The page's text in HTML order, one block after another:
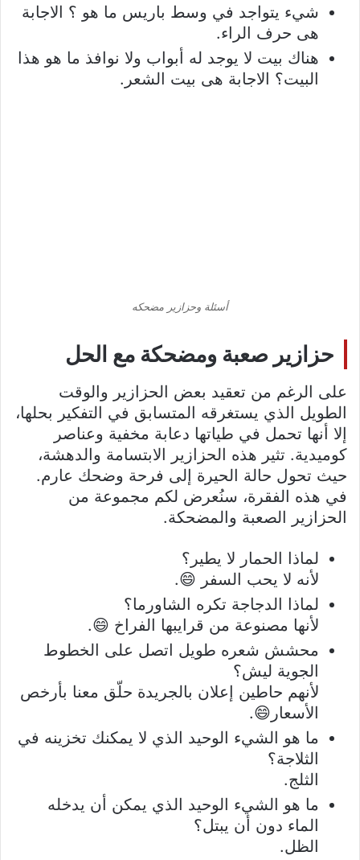
شيء يتواجد في وسط باريس ما هو ؟ الاجابة
هى حرف الراء.
هناك بيت لا يوجد له أبواب ولا نوافذ ما هو هذا
البيت؟ الاجابة هى بيت الشعر.
أسئلة وحزازير مضحكه
حزازير صعبة ومضحكة مع الحل
على الرغم من تعقيد بعض الحزازير والوقت
الطويل الذي يستغرقه المتسابق في التفكير بحلها،
إلا أنها تحمل في طياتها دعابة مخفية وعناصر
كوميدية. تثير هذه الحزازير الابتسامة والدهشة،
حيث تحول حالة الحيرة إلى فرحة وضحك عارم.
في هذه الفقرة، سنُعرض لكم مجموعة من
الحزازير الصعبة والمضحكة.
لماذا الحمار لا يطير؟
لأنه لا يحب السفر 😄.
لماذا الدجاجة تكره الشاورما؟
لأنها مصنوعة من قرايبها الفراخ 😄.
محشش شعره طويل اتصل على الخطوط
الجوية ليش؟
لأنهم حاطين إعلان بالجريدة حلّق معنا بأرخص
الأسعار😄.
ما هو الشيء الوحيد الذي لا يمكنك تخزينه في
الثلاجة؟
الثلج.
ما هو الشيء الوحيد الذي يمكن أن يدخله
الماء دون أن يبتل؟
الظل.